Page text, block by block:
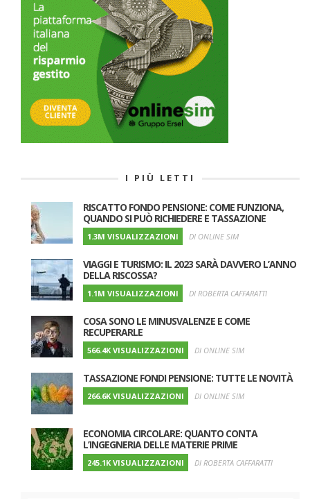
I PIÙ LETTI
RISCATTO FONDO PENSIONE: COME FUNZIONA,
QUANDO SI PUÒ RICHIEDERE E TASSAZIONE
1.3M VISUALIZZAZIONI DI ONLINE SIM
VIAGGI E TURISMO: IL 2023 SARÀ DAVVERO L’ANNO
DELLA RISCOSSA?
1.1M VISUALIZZAZIONI DI ROBERTA CAFFARATTI
COSA SONO LE MINUSVALENZE E COME
RECUPERARLE
566.4K VISUALIZZAZIONI DI ONLINE SIM
TASSAZIONE FONDI PENSIONE: TUTTE LE NOVITÀ
266.6K VISUALIZZAZIONI DI ONLINE SIM
ECONOMIA CIRCOLARE: QUANTO CONTA
L’INGEGNERIA DELLE MATERIE PRIME
245.1K VISUALIZZAZIONI DI ROBERTA CAFFARATTI